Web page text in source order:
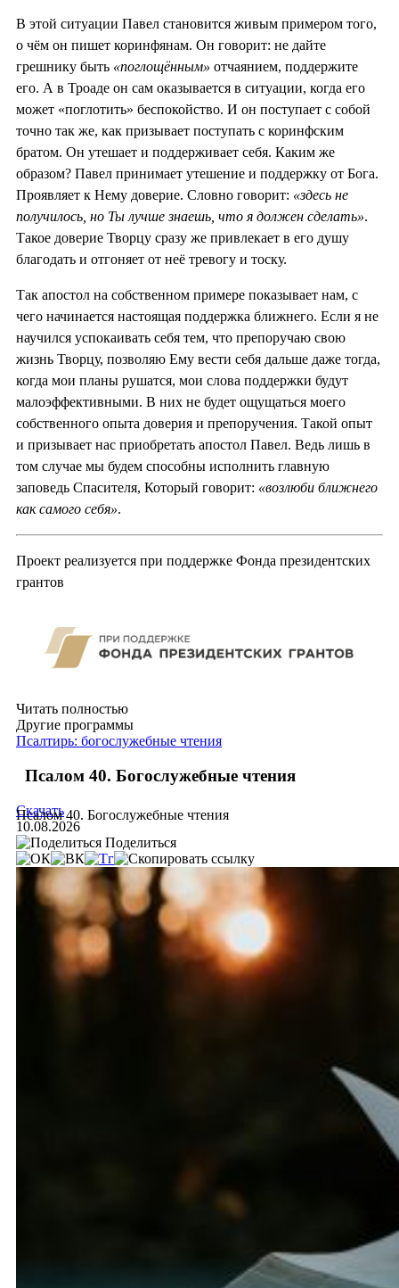
В этой ситуации Павел становится живым примером того,
о чём он пишет коринфянам. Он говорит: не дайте
грешнику быть «поглощённым» отчаянием, поддержите
его. А в Троаде он сам оказывается в ситуации, когда его
может «поглотить» беспокойство. И он поступает с собой
точно так же, как призывает поступать с коринфским
братом. Он утешает и поддерживает себя. Каким же
образом? Павел принимает утешение и поддержку от Бога.
Проявляет к Нему доверие. Словно говорит: «здесь не
получилось, но Ты лучше знаешь, что я должен сделать».
Такое доверие Творцу сразу же привлекает в его душу
благодать и отгоняет от неё тревогу и тоску.
Так апостол на собственном примере показывает нам, с
чего начинается настоящая поддержка ближнего. Если я не
научился успокаивать себя тем, что препоручаю свою
жизнь Творцу, позволяю Ему вести себя дальше даже тогда,
когда мои планы рушатся, мои слова поддержки будут
малоэффективными. В них не будет ощущаться моего
собственного опыта доверия и препоручения. Такой опыт
и призывает нас приобретать апостол Павел. Ведь лишь в
том случае мы будем способны исполнить главную
заповедь Спасителя, Который говорит: «возлюби ближнего
как самого себя».
Проект реализуется при поддержке Фонда президентских
грантов
Читать полностью
Другие программы
Псалтирь: богослужебные чтения
Псалом 40. Богослужебные чтения
Псалом 40. Богослужебные чтения
Скачать
10.08.2026
Поделиться